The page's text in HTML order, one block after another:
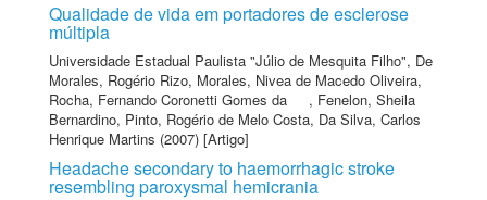
Qualidade de vida em portadores de esclerose
múltipla
Universidade Estadual Paulista "Júlio de Mesquita Filho", De
Morales, Rogério Rizo, Morales, Nivea de Macedo Oliveira,
Rocha, Fernando Coronetti Gomes da
, Fenelon, Sheila
Bernardino, Pinto, Rogério de Melo Costa, Da Silva, Carlos
Henrique Martins (2007) [Artigo]
Headache secondary to haemorrhagic stroke
resembling paroxysmal hemicrania